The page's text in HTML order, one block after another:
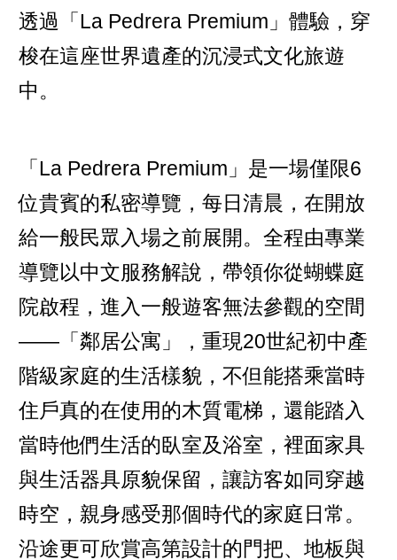
透過「La Pedrera Premium」體驗，穿
梭在這座世界遺產的沉浸式文化旅遊
中。
「La Pedrera Premium」是一場僅限6
位貴賓的私密導覽，每日清晨，在開放
給一般民眾入場之前展開。全程由專業
導覽以中文服務解說，帶領你從蝴蝶庭
院啟程，進入一般遊客無法參觀的空間
——「鄰居公寓」，重現20世紀初中產
階級家庭的生活樣貌，不但能搭乘當時
住戶真的在使用的木質電梯，還能踏入
當時他們生活的臥室及浴室，裡面家具
與生活器具原貌保留，讓訪客如同穿越
時空，親身感受那個時代的家庭日常。
沿途更可欣賞高第設計的門把、地板與